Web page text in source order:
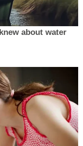
about water